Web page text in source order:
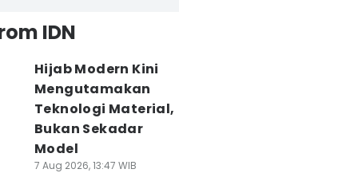
IDN
Hijab Modern Kini
Mengutamakan
Teknologi Material,
Bukan Sekadar
Model
7 Aug 2026, 13:47 WIB